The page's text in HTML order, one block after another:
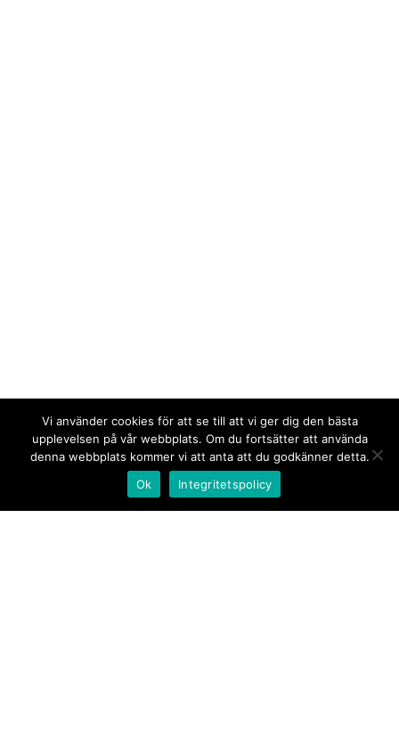
Vi använder cookies för att se till att vi ger dig den bästa
upplevelsen på vår webbplats. Om du fortsätter att använda
denna webbplats kommer vi att anta att du godkänner detta.
Ok
Integritetspolicy